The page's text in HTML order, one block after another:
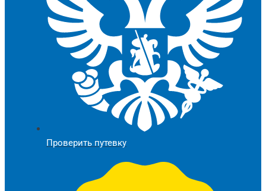
Проверить путевку